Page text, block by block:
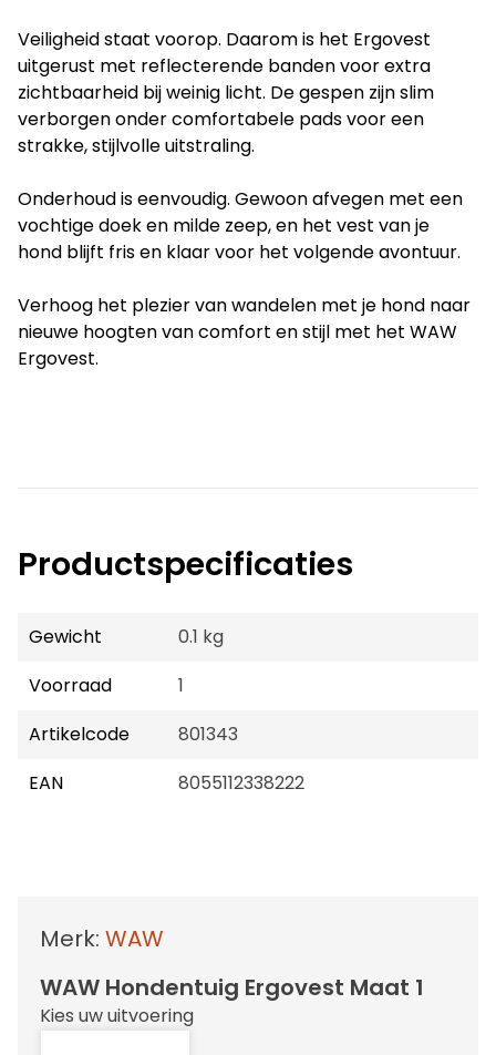
Veiligheid staat voorop. Daarom is het Ergovest
uitgerust met reflecterende banden voor extra
zichtbaarheid bij weinig licht. De gespen zijn slim
verborgen onder comfortabele pads voor een
strakke, stijlvolle uitstraling.
Onderhoud is eenvoudig. Gewoon afvegen met een
vochtige doek en milde zeep, en het vest van je
hond blijft fris en klaar voor het volgende avontuur.
Verhoog het plezier van wandelen met je hond naar
nieuwe hoogten van comfort en stijl met het WAW
Ergovest.
Productspecificaties
Gewicht
0.1 kg
Voorraad
1
Artikelcode
801343
EAN
8055112338222
Merk: WAW
WAW Hondentuig Ergovest Maat 1
Kies uw uitvoering